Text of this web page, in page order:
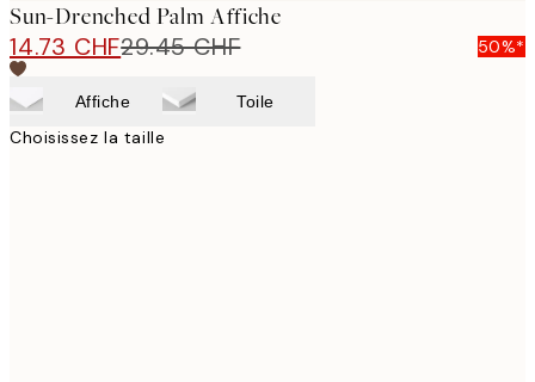
Sun-Drenched Palm Affiche
14.73 CHF29.45 CHF 50%*
Affiche Toile
Choisissez la taille